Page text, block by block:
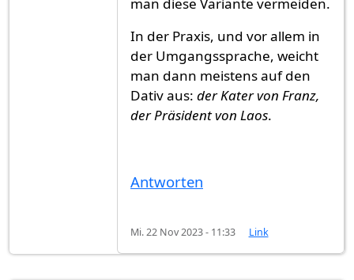
In der Praxis, und vor allem in
der Umgangssprache, weicht
man dann meistens auf den
Dativ aus: der Kater von Franz,
der Präsident von Laos.
Antworten
Mi. 22 Nov 2023 - 11:33 Link